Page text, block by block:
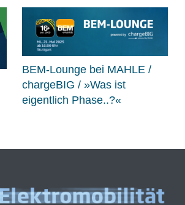
BEM-Lounge bei MAHLE /
chargeBIG / »Was ist
eigentlich Phase..?«